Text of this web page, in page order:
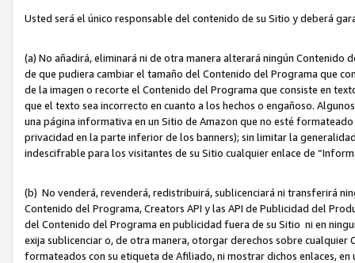
Usted será el único responsable del contenido de su Sitio y deberá
(a) No añadirá, eliminará ni de otra manera alterará ningún
de que pudiera cambiar el tamaño del Contenido del Programa que
de la imagen o recorte el Contenido del Programa que consiste en
que el texto sea incorrecto en cuanto a los hechos o engañoso.
una página informativa en un Sitio de Amazon que no esté
privacidad en la parte inferior de los banners); sin limitar la
indescifrable para los visitantes de su Sitio cualquier enlace de
(b) No venderá, revenderá, redistribuirá, sublicenciará ni transferirá
Contenido del Programa, Creators API y las API de Publicidad del
del Contenido del Programa en publicidad fuera de su Sitio ni en
exija sublicenciar o, de otra manera, otorgar derechos sobre
formateados con su etiqueta de Afiliado, ni mostrar dichos enlaces,